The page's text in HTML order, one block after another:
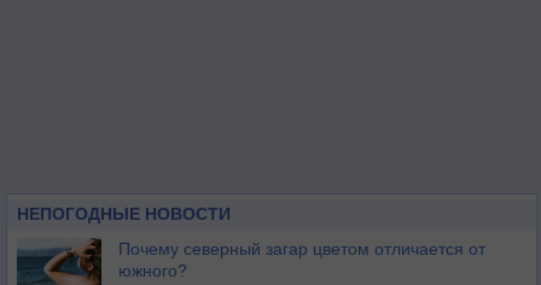
НЕПОГОДНЫЕ НОВОСТИ
Почему северный загар цветом отличается от
южного?